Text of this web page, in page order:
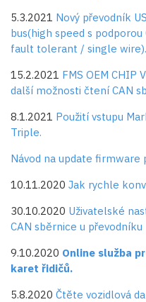
5.3.2021 Nový převodník
bus(high speed s
fault tolerant / single wire).
15.2.2021 FMS OEM CHIP
další možnosti čtení CAN
8.1.2021 Použití vstupu
Triple.
Návod na update firmware
10.11.2020 Jak rychle
30.10.2020 Uživatelské
CAN sběrnice u převodníku
9.10.2020 Online služba
karet řidičů.
5.8.2020 Čtěte vozidlová